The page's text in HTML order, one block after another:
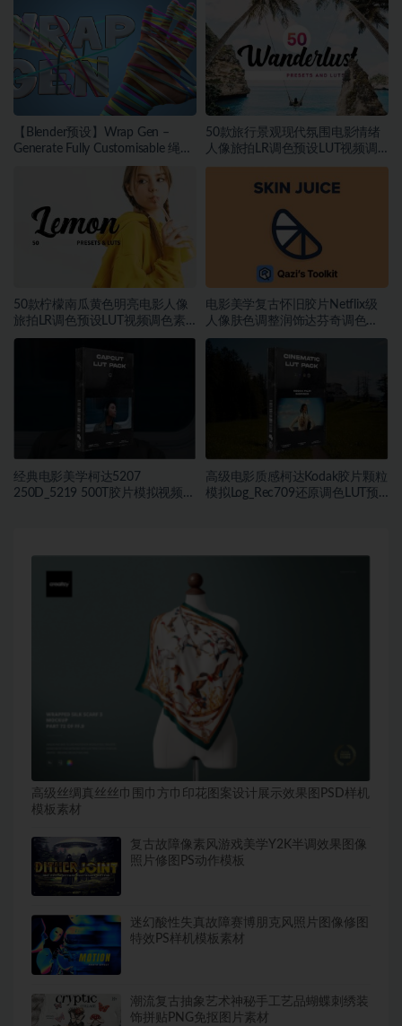
【Blender预设】Wrap Gen –
Generate Fully Customisable 绳索
50款旅行景观现代氛围电影情绪
人像旅拍LR调色预设LUT视频调
50款柠檬南瓜黄色明亮电影人像
旅拍LR调色预设LUT视频调色素
材
电影美学复古怀旧胶片Netflix级
人像肤色调整润饰达芬奇调色
DCTL插件
经典电影美学柯达5207
250D_5219 500T胶片模拟视频色
高级电影质感柯达Kodak胶片颗粒
模拟Log_Rec709还原调色LUT预
高级丝绸真丝丝巾围巾方巾印花图案设计展示效果图PSD样机
模板素材
复古故障像素风游戏美学Y2K半调效果图像
照片修图PS动作模板
迷幻酸性失真故障赛博朋克风照片图像修图
特效PS样机模板素材
潮流复古抽象艺术神秘手工艺品蝴蝶刺绣装
饰拼贴PNG免抠图片素材